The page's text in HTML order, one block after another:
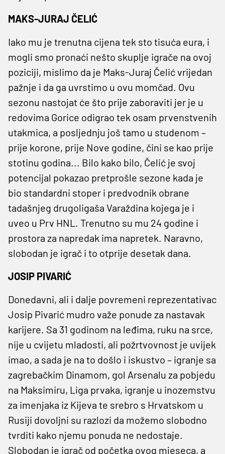
MAKS-JURAJ ČELIĆ
Iako mu je trenutna cijena tek sto tisuća eura, i
mogli smo pronaći nešto skuplje igrače na ovoj
poziciji, mislimo da je Maks-Juraj Čelić vrijedan
pažnje i da ga uvrstimo u ovu momčad. Ovu
sezonu nastojat će što prije zaboraviti jer je u
redovima Gorice odigrao tek osam prvenstvenih
utakmica, a posljednju još tamo u studenom –
prije korone, prije Nove godine, čini se kao prije
stotinu godina... Bilo kako bilo, Čelić je svoj
potencijal pokazao pretprošle sezone kada je
bio standardni stoper i predvodnik obrane
tadašnjeg drugoligaša Varaždina kojega je i
uveo u Prv HNL. Trenutno su mu 24 godine i
prostora za napredak ima napretek. Naravno,
slobodan je igrač i to otprije desetak dana.
JOSIP PIVARIĆ
Donedavni, ali i dalje povremeni reprezentativac
Josip Pivarić mudro važe ponude za nastavak
karijere. Sa 31 godinom na leđima, ruku na srce,
nije u cvijetu mladosti, ali požrtvovnost je uvijek
imao, a sada je na to došlo i iskustvo – igranje sa
zagrebačkim Dinamom, gol Arsenalu za pobjedu
na Maksimiru, Liga prvaka, igranje u inozemstvu
za imenjaka iz Kijeva te srebro s Hrvatskom u
Rusiji dovoljni su razlozi da možemo slobodno
tvrditi kako njemu ponuda ne nedostaje.
Slobodan je igrač od početka ovog mjeseca, a